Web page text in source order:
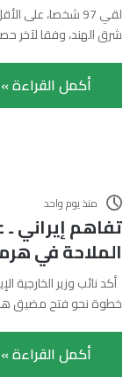
لقي 97 شخصا،
شرق الهند، وفقا لآخر
أكمل القراءة »
منذ يوم واحد
تفاهم إيراني
الملاحة في
أكد نائب وزير الخارجية
خطوة نحو فتح مضيق
أكمل القراءة »